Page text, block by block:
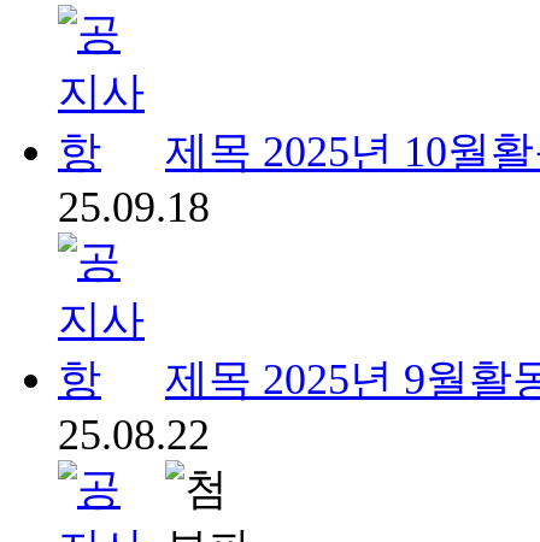
제목 2025년 10월
25.09.18
제목 2025년 9월활
25.08.22